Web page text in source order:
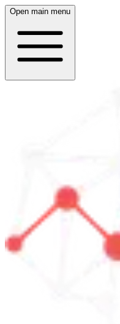
Open main menu